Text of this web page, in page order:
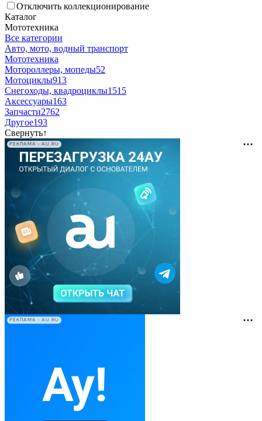
Отключить коллекционирование
Каталог
Мототехника
Все категории
Авто, мото, водный транспорт
Мототехника
Мотороллеры, мопеды52
Мотоциклы913
Снегоходы, квадроциклы1515
Аксессуары163
Запчасти2762
Другое193
Свернуть↑
РЕКЛАМА • AU.RU
РЕКЛАМА • AU.RU